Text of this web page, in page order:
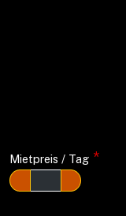
Mietpreis / Tag *